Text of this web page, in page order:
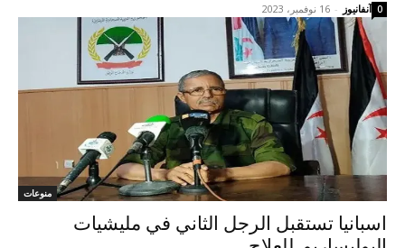
آنفانيوز - 16 نوفمبر، 2023 0
منوعات
اسبانيا تستقبل الرجل الثاني في مليشيات